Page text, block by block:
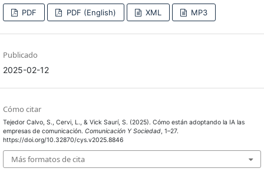
PDF PDF (English) XML MP3
Publicado
2025-02-12
Cómo citar
Tejedor Calvo, S., Cervi, L., & Vick Saurí, S. (2025). Cómo están adoptando la IA las
empresas de comunicación. Comunicación Y Sociedad, 1–27.
https://doi.org/10.32870/cys.v2025.8846
Más formatos de cita